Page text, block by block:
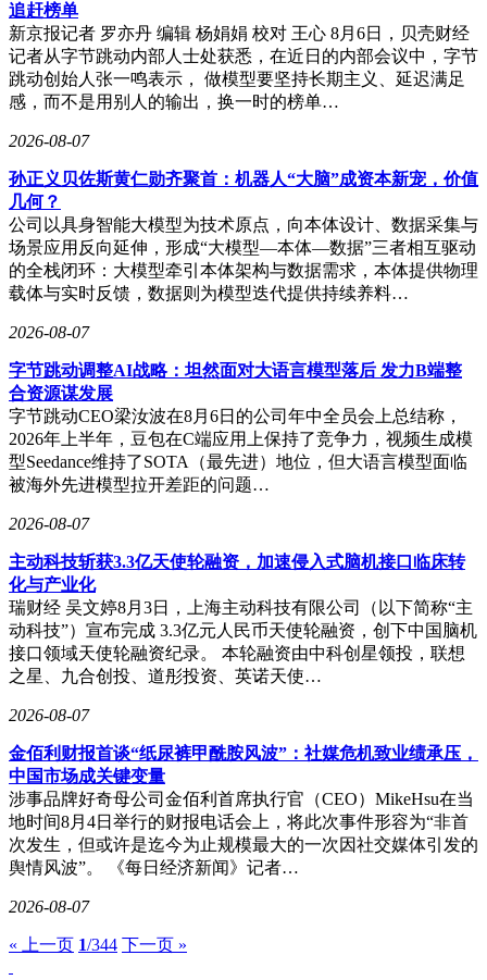
追赶榜单
新京报记者 罗亦丹 编辑 杨娟娟 校对 王心 8月6日，贝壳财经
记者从字节跳动内部人士处获悉，在近日的内部会议中，字节
跳动创始人张一鸣表示， 做模型要坚持长期主义、延迟满足
感，而不是用别人的输出，换一时的榜单…
2026-08-07
孙正义贝佐斯黄仁勋齐聚首：机器人“大脑”成资本新宠，价值
几何？
公司以具身智能大模型为技术原点，向本体设计、数据采集与
场景应用反向延伸，形成“大模型—本体—数据”三者相互驱动
的全栈闭环：大模型牵引本体架构与数据需求，本体提供物理
载体与实时反馈，数据则为模型迭代提供持续养料…
2026-08-07
字节跳动调整AI战略：坦然面对大语言模型落后 发力B端整
合资源谋发展
字节跳动CEO梁汝波在8月6日的公司年中全员会上总结称，
2026年上半年，豆包在C端应用上保持了竞争力，视频生成模
型Seedance维持了SOTA（最先进）地位，但大语言模型面临
被海外先进模型拉开差距的问题…
2026-08-07
主动科技斩获3.3亿天使轮融资，加速侵入式脑机接口临床转
化与产业化
瑞财经 吴文婷8月3日，上海主动科技有限公司（以下简称“主
动科技”）宣布完成 3.3亿元人民币天使轮融资，创下中国脑机
接口领域天使轮融资纪录。 本轮融资由中科创星领投，联想
之星、九合创投、道彤投资、英诺天使…
2026-08-07
金佰利财报首谈“纸尿裤甲酰胺风波”：社媒危机致业绩承压，
中国市场成关键变量
涉事品牌好奇母公司金佰利首席执行官（CEO）MikeHsu在当
地时间8月4日举行的财报电话会上，将此次事件形容为“非首
次发生，但或许是迄今为止规模最大的一次因社交媒体引发的
舆情风波”。 《每日经济新闻》记者…
2026-08-07
« 上一页 1/344 下一页 »